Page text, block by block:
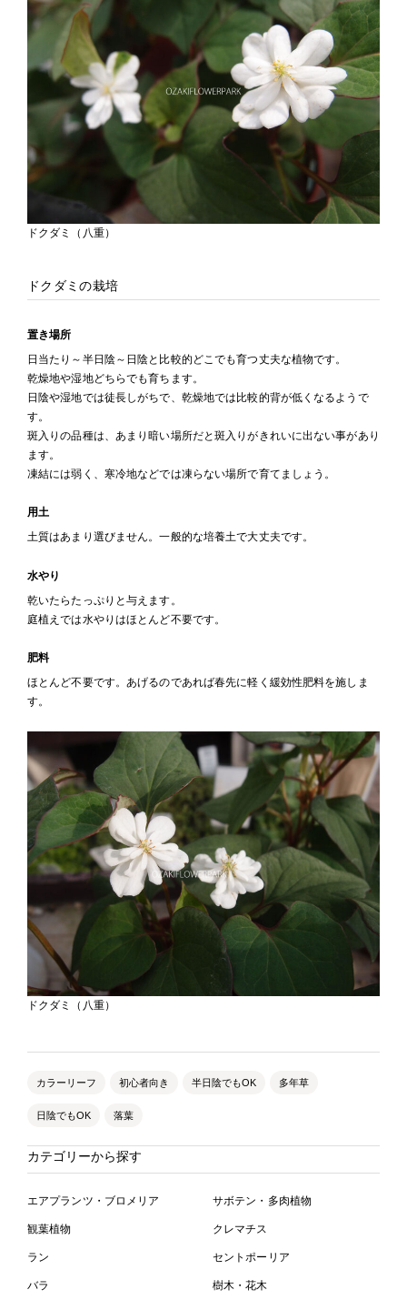
ドクダミ（八重）
ドクダミの栽培
置き場所
日当たり～半日陰～日陰と比較的どこでも育つ丈夫な植物です。
乾燥地や湿地どちらでも育ちます。
日陰や湿地では徒長しがちで、乾燥地では比較的背が低くなるようで
す。
斑入りの品種は、あまり暗い場所だと斑入りがきれいに出ない事があり
ます。
凍結には弱く、寒冷地などでは凍らない場所で育てましょう。
用土
土質はあまり選びません。一般的な培養土で大丈夫です。
水やり
乾いたらたっぷりと与えます。
庭植えでは水やりはほとんど不要です。
肥料
ほとんど不要です。あげるのであれば春先に軽く緩効性肥料を施しま
す。
ドクダミ（八重）
カラーリーフ 初心者向き 半日陰でもOK 多年草
日陰でもOK 落葉
カテゴリーから探す
エアプランツ・ブロメリア サボテン・多肉植物
観葉植物 クレマチス
ラン セントポーリア
バラ 樹木・花木